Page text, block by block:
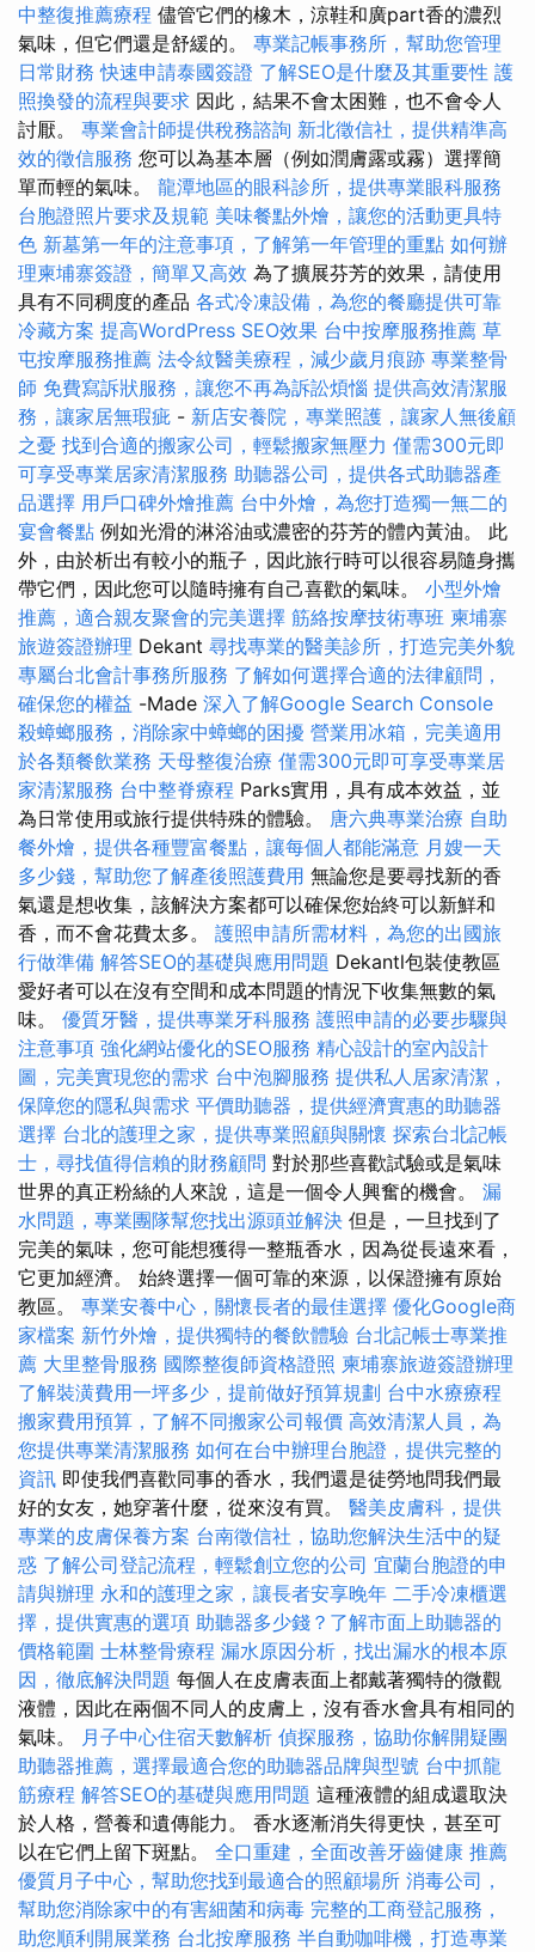
中整復推薦療程 儘管它們的橡木，涼鞋和廣part香的濃烈
氣味，但它們還是舒緩的。 專業記帳事務所，幫助您管理
日常財務 快速申請泰國簽證 了解SEO是什麼及其重要性 護
照換發的流程與要求 因此，結果不會太困難，也不會令人
討厭。 專業會計師提供稅務諮詢 新北徵信社，提供精準高
效的徵信服務 您可以為基本層（例如潤膚露或霧）選擇簡
單而輕的氣味。 龍潭地區的眼科診所，提供專業眼科服務
台胞證照片要求及規範 美味餐點外燴，讓您的活動更具特
色 新墓第一年的注意事項，了解第一年管理的重點 如何辦
理柬埔寨簽證，簡單又高效 為了擴展芬芳的效果，請使用
具有不同稠度的產品 各式冷凍設備，為您的餐廳提供可靠
冷藏方案 提高WordPress SEO效果 台中按摩服務推薦 草
屯按摩服務推薦 法令紋醫美療程，減少歲月痕跡 專業整骨
師 免費寫訴狀服務，讓您不再為訴訟煩惱 提供高效清潔服
務，讓家居無瑕疵 - 新店安養院，專業照護，讓家人無後顧
之憂 找到合適的搬家公司，輕鬆搬家無壓力 僅需300元即
可享受專業居家清潔服務 助聽器公司，提供各式助聽器產
品選擇 用戶口碑外燴推薦 台中外燴，為您打造獨一無二的
宴會餐點 例如光滑的淋浴油或濃密的芬芳的體內黃油。 此
外，由於析出有較小的瓶子，因此旅行時可以很容易隨身攜
帶它們，因此您可以隨時擁有自己喜歡的氣味。 小型外燴
推薦，適合親友聚會的完美選擇 筋絡按摩技術專班 柬埔寨
旅遊簽證辦理 Dekant 尋找專業的醫美診所，打造完美外貌
專屬台北會計事務所服務 了解如何選擇合適的法律顧問，
確保您的權益 -Made 深入了解Google Search Console
殺蟑螂服務，消除家中蟑螂的困擾 營業用冰箱，完美適用
於各類餐飲業務 天母整復治療 僅需300元即可享受專業居
家清潔服務 台中整脊療程 Parks實用，具有成本效益，並
為日常使用或旅行提供特殊的體驗。 唐六典專業治療 自助
餐外燴，提供各種豐富餐點，讓每個人都能滿意 月嫂一天
多少錢，幫助您了解產後照護費用 無論您是要尋找新的香
氣還是想收集，該解決方案都可以確保您始終可以新鮮和
香，而不會花費太多。 護照申請所需材料，為您的出國旅
行做準備 解答SEO的基礎與應用問題 Dekantl包裝使教區
愛好者可以在沒有空間和成本問題的情況下收集無數的氣
味。 優質牙醫，提供專業牙科服務 護照申請的必要步驟與
注意事項 強化網站優化的SEO服務 精心設計的室內設計
圖，完美實現您的需求 台中泡腳服務 提供私人居家清潔，
保障您的隱私與需求 平價助聽器，提供經濟實惠的助聽器
選擇 台北的護理之家，提供專業照顧與關懷 探索台北記帳
士，尋找值得信賴的財務顧問 對於那些喜歡試驗或是氣味
世界的真正粉絲的人來說，這是一個令人興奮的機會。 漏
水問題，專業團隊幫您找出源頭並解決 但是，一旦找到了
完美的氣味，您可能想獲得一整瓶香水，因為從長遠來看，
它更加經濟。 始終選擇一個可靠的來源，以保證擁有原始
教區。 專業安養中心，關懷長者的最佳選擇 優化Google商
家檔案 新竹外燴，提供獨特的餐飲體驗 台北記帳士專業推
薦 大里整骨服務 國際整復師資格證照 柬埔寨旅遊簽證辦理
了解裝潢費用一坪多少，提前做好預算規劃 台中水療療程
搬家費用預算，了解不同搬家公司報價 高效清潔人員，為
您提供專業清潔服務 如何在台中辦理台胞證，提供完整的
資訊 即使我們喜歡同事的香水，我們還是徒勞地問我們最
好的女友，她穿著什麼，從來沒有買。 醫美皮膚科，提供
專業的皮膚保養方案 台南徵信社，協助您解決生活中的疑
惑 了解公司登記流程，輕鬆創立您的公司 宜蘭台胞證的申
請與辦理 永和的護理之家，讓長者安享晚年 二手冷凍櫃選
擇，提供實惠的選項 助聽器多少錢？了解市面上助聽器的
價格範圍 士林整骨療程 漏水原因分析，找出漏水的根本原
因，徹底解決問題 每個人在皮膚表面上都戴著獨特的微觀
液體，因此在兩個不同人的皮膚上，沒有香水會具有相同的
氣味。
月子中心住宿天數解析 偵探服務，協助你解開疑團
助聽器推薦，選擇最適合您的助聽器品牌與型號 台中抓龍
筋療程 解答SEO的基礎與應用問題 這種液體的組成還取決
於人格，營養和遺傳能力。 香水逐漸消失得更快，甚至可
以在它們上留下斑點。 全口重建，全面改善牙齒健康 推薦
優質月子中心，幫助您找到最適合的照顧場所 消毒公司，
幫助您消除家中的有害細菌和病毒 完整的工商登記服務，
助您順利開展業務 台北按摩服務 半自動咖啡機，打造專業